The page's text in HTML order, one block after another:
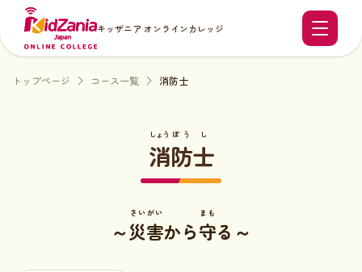
キッザニア オンラインカレッジ
トップページ コース一覧 消防士
消
しょう
防
ぼう
士
し
～災
さい
害
がい
から守
まも
る～